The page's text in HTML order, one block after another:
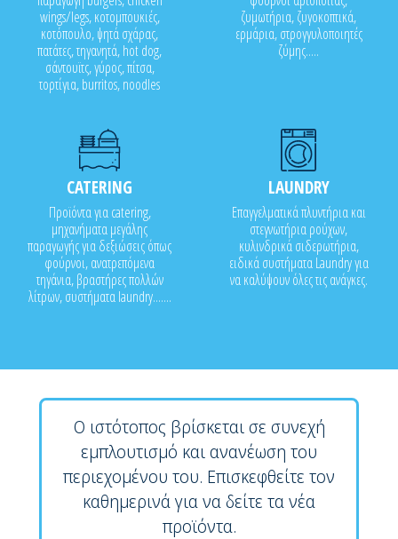
wings/legs, κοτομπουκιές,
κοτόπουλο, ψητά σχάρας,
πατάτες, τηγανητά, hot dog,
σάντουϊτς, γύρος, πίτσα,
τορτίγια, burritos, noodles
ζυμωτήρια, ζυγοκοπτικά,
ερμάρια, στρογγυλοποιητές
ζύμης.....
CATERING
Προϊόντα για catering,
μηχανήματα μεγάλης
παραγωγής για δεξιώσεις όπως
φούρνοι, ανατρεπόμενα
τηγάνια, βραστήρες πολλών
λίτρων, συστήματα laundry.......
LAUNDRY
Επαγγελματικά πλυντήρια και
στεγνωτήρια ρούχων,
κυλινδρικά σιδερωτήρια,
ειδικά συστήματα Laundry για
να καλύψουν όλες τις ανάγκες.
Ο ιστότοπος βρίσκεται σε συνεχή
εμπλουτισμό και ανανέωση του
περιεχομένου του. Επισκεφθείτε τον
καθημερινά για να δείτε τα νέα
προϊόντα.